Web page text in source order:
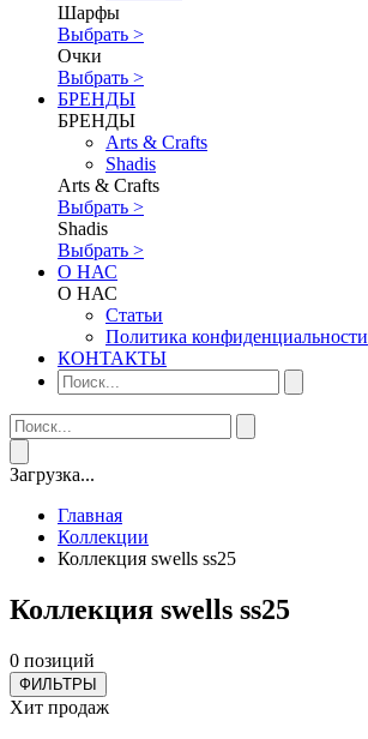
Шарфы
Выбрать >
Очки
Выбрать >
БРЕНДЫ
БРЕНДЫ
Аrts & Сrafts
Shadis
Аrts & Сrafts
Выбрать >
Shadis
Выбрать >
О НАС
О НАС
Статьи
Политика конфиденциальности
КОНТАКТЫ
Загрузка...
Главная
Коллекции
Коллекция swells ss25
Коллекция swells ss25
0 позиций
ФИЛЬТРЫ
Хит продаж